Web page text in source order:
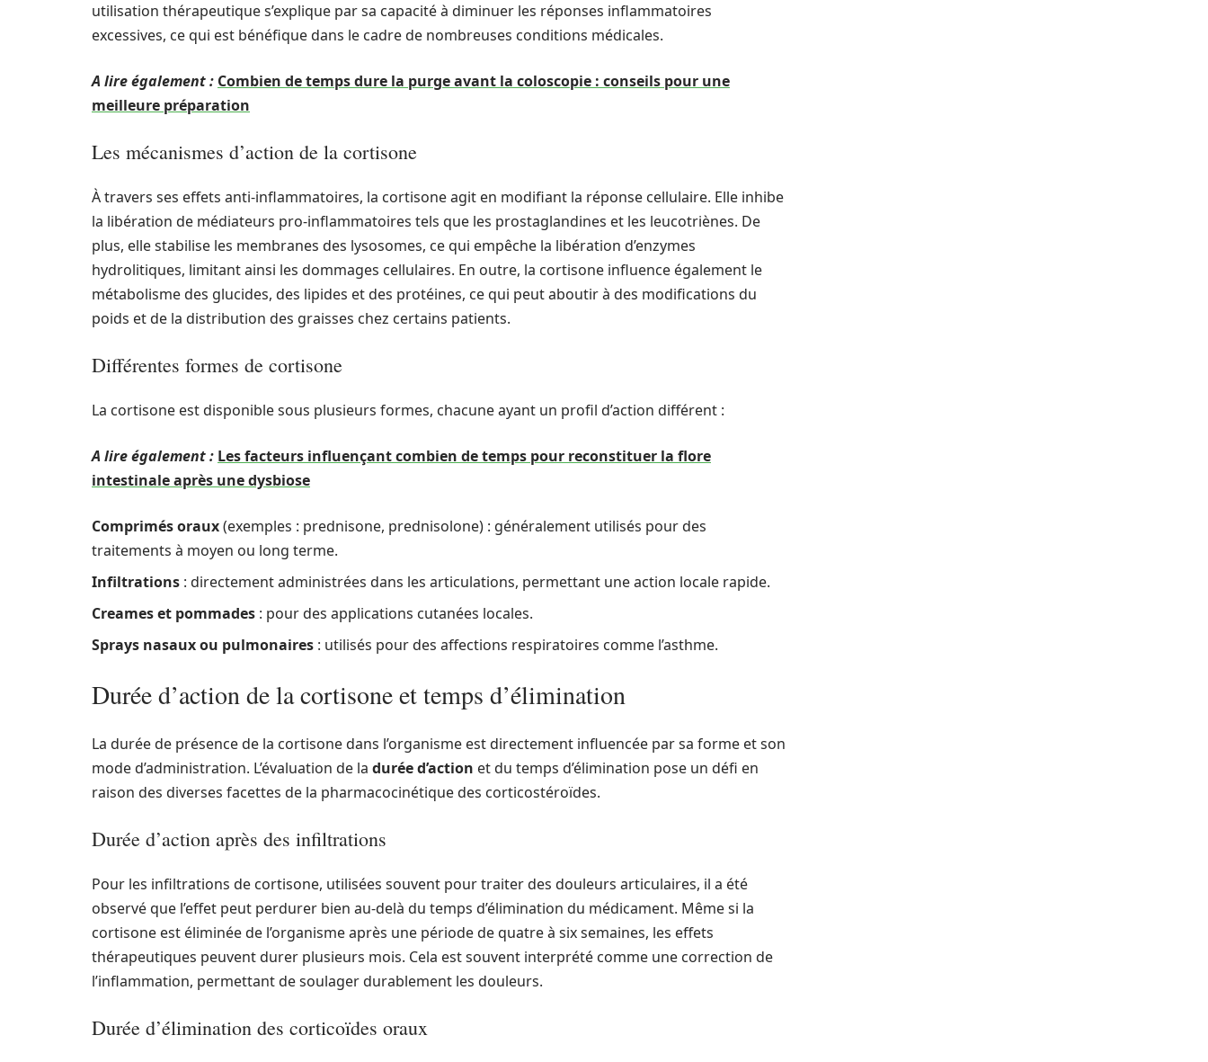
utilisation thérapeutique s’explique par sa capacité à diminuer les réponses inflammatoires
excessives, ce qui est bénéfique dans le cadre de nombreuses conditions médicales.
A lire également : Combien de temps dure la purge avant la coloscopie : conseils pour une
meilleure préparation
Les mécanismes d’action de la cortisone
À travers ses effets anti-inflammatoires, la cortisone agit en modifiant la réponse cellulaire. Elle inhibe
la libération de médiateurs pro-inflammatoires tels que les prostaglandines et les leucotriènes. De
plus, elle stabilise les membranes des lysosomes, ce qui empêche la libération d’enzymes
hydrolitiques, limitant ainsi les dommages cellulaires. En outre, la cortisone influence également le
métabolisme des glucides, des lipides et des protéines, ce qui peut aboutir à des modifications du
poids et de la distribution des graisses chez certains patients.
Différentes formes de cortisone
La cortisone est disponible sous plusieurs formes, chacune ayant un profil d’action différent :
A lire également : Les facteurs influençant combien de temps pour reconstituer la flore
intestinale après une dysbiose
Comprimés oraux(exemples : prednisone, prednisolone) : généralement utilisés pour des
traitements à moyen ou long terme.
Infiltrations : directement administrées dans les articulations, permettant une action locale rapide.
Creames et pommades : pour des applications cutanées locales.
Sprays nasaux ou pulmonaires : utilisés pour des affections respiratoires comme l’asthme.
Durée d’action de la cortisone et temps d’élimination
La durée de présence de la cortisone dans l’organisme est directement influencée par sa forme et son
mode d’administration. L’évaluation de la durée d’action et du temps d’élimination pose un défi en
raison des diverses facettes de la pharmacocinétique des corticostéroïdes.
Durée d’action après des infiltrations
Pour les infiltrations de cortisone, utilisées souvent pour traiter des douleurs articulaires, il a été
observé que l’effet peut perdurer bien au-delà du temps d’élimination du médicament. Même si la
cortisone est éliminée de l’organisme après une période de quatre à six semaines, les effets
thérapeutiques peuvent durer plusieurs mois. Cela est souvent interprété comme une correction de
l’inflammation, permettant de soulager durablement les douleurs.
Durée d’élimination des corticoïdes oraux